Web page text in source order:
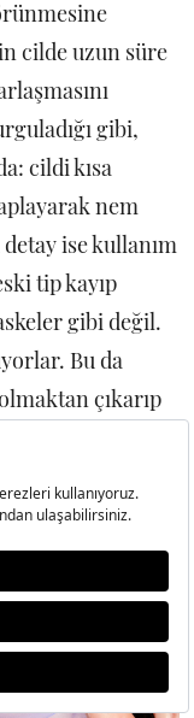
cilde uzun süre
gibi,
cildi kısa
nem
ise kullanım
tip kayıp
gibi değil.
Bu da
çıkarıp
kullanılan bir